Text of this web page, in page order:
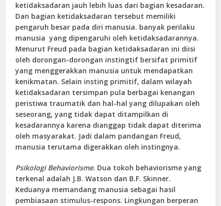
ketidaksadaran jauh lebih luas dari bagian kesadaran.
Dan bagian ketidaksadaran tersebut memiliki
pengaruh besar pada diri manusia. banyak perilaku
manusia yang dipengaruhi oleh ketidaksadarannya.
Menurut Freud pada bagian ketidaksadaran ini diisi
oleh dorongan-dorongan instingtif bersifat primitif
yang menggerakkan manusia untuk mendapatkan
kenikmatan. Selain insting primitif, dalam wilayah
ketidaksadaran tersimpan pula berbagai kenangan
peristiwa traumatik dan hal-hal yang dilupakan oleh
seseorang, yang tidak dapat ditampilkan di
kesadarannya karena dianggap tidak dapat diterima
oleh masyarakat. Jadi dalam pandangan Freud,
manusia terutama digerakkan oleh instingnya.
Psikologi Behaviorisme. Dua tokoh behaviorisme yang
terkenal adalah J.B. Watson dan B.F. Skinner.
Keduanya memandang manusia sebagai hasil
pembiasaan stimulus-respons. Lingkungan berperan